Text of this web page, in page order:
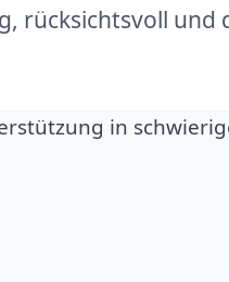
rücksichtsvoll und